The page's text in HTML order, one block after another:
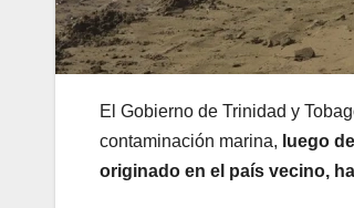
El Gobierno de Trinidad y
contaminación marina, luego
originado en el país vecino,